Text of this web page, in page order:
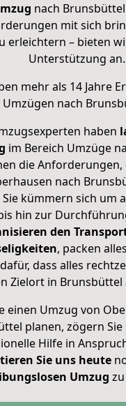
nach
mit sich
erleichtern – bieten
Unterstützung an.
mehr als 14 Jahre
Umzügen nach
haben
im Bereich Umzüge
die Anforderungen,
nach
kümmern sich um
hin zur
den
, packen
dass alles
Zielort in
einen Umzug von
planen, zögern
Hilfe in
Sie uns heute
Umzug